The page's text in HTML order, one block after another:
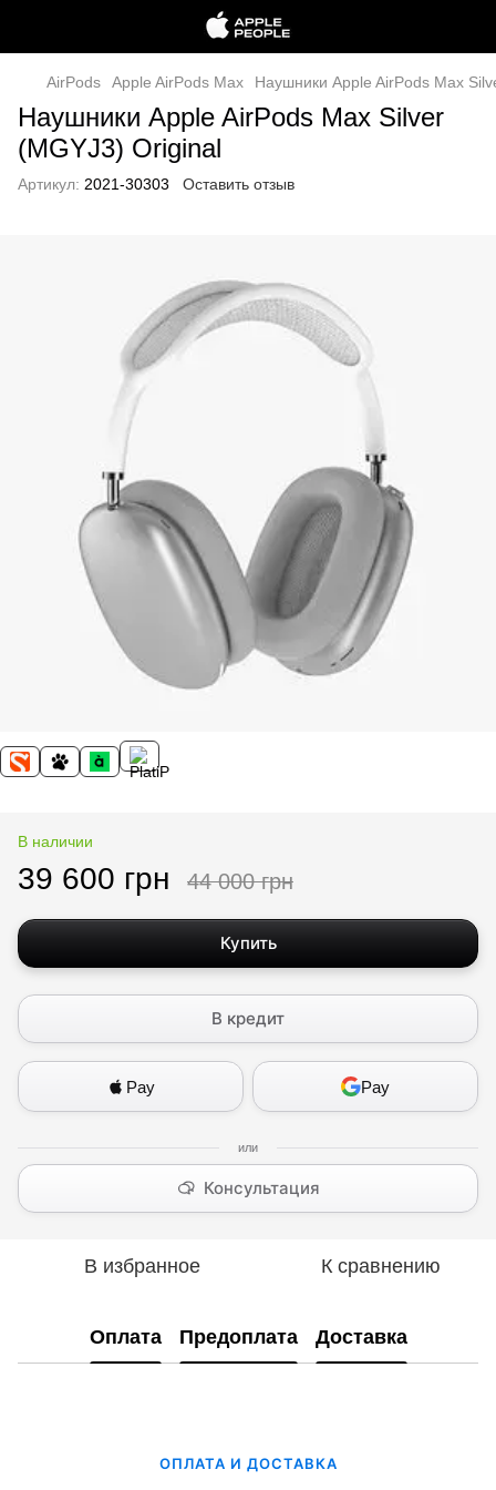
AirPods Apple AirPods Max Наушники Apple AirPods Max
Наушники Apple AirPods Max Silver
(MGYJ3) Original
Артикул: 2021-30303 Оставить отзыв
В наличии
39 600 грн 44 000 грн
Купить
В кредит
Pay Pay
Консультация
В избранное К сравнению
Оплата Предоплата Доставка
ОПЛАТА И ДОСТАВКА